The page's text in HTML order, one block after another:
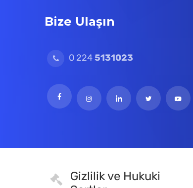
Bize Ulaşın
0 2245131023
Gizlilik ve Hukuki